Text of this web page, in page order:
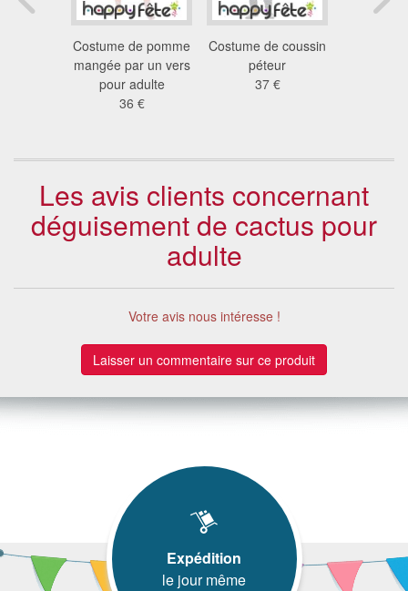
Costume de pomme
mangée par un vers
pour adulte
36 €
Costume de coussin
péteur
37 €
Les avis clients concernant
déguisement de cactus pour
adulte
Votre avis nous intéresse !
Laisser un commentaire sur ce produit
Expédition
le jour même